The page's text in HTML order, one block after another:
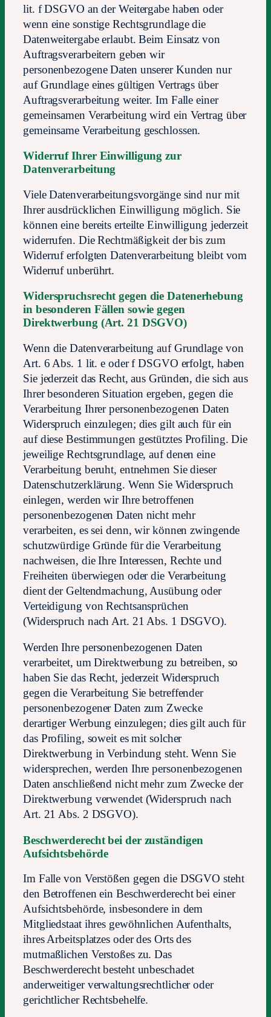
lit. f DSGVO an der Weitergabe haben oder
wenn eine sonstige Rechtsgrundlage die
Datenweitergabe erlaubt. Beim Einsatz von
Auftragsverarbeitern geben wir
personenbezogene Daten unserer Kunden nur
auf Grundlage eines gültigen Vertrags über
Auftragsverarbeitung weiter. Im Falle einer
gemeinsamen Verarbeitung wird ein Vertrag über
gemeinsame Verarbeitung geschlossen.
Widerruf Ihrer Einwilligung zur
Datenverarbeitung
Viele Datenverarbeitungsvorgänge sind nur mit
Ihrer ausdrücklichen Einwilligung möglich. Sie
können eine bereits erteilte Einwilligung jederzeit
widerrufen. Die Rechtmäßigkeit der bis zum
Widerruf erfolgten Datenverarbeitung bleibt vom
Widerruf unberührt.
Widerspruchsrecht gegen die Datenerhebung
in besonderen Fällen sowie gegen
Direktwerbung (Art. 21 DSGVO)
Wenn die Datenverarbeitung auf Grundlage von
Art. 6 Abs. 1 lit. e oder f DSGVO erfolgt, haben
Sie jederzeit das Recht, aus Gründen, die sich aus
Ihrer besonderen Situation ergeben, gegen die
Verarbeitung Ihrer personenbezogenen Daten
Widerspruch einzulegen; dies gilt auch für ein
auf diese Bestimmungen gestütztes Profiling. Die
jeweilige Rechtsgrundlage, auf denen eine
Verarbeitung beruht, entnehmen Sie dieser
Datenschutzerklärung. Wenn Sie Widerspruch
einlegen, werden wir Ihre betroffenen
personenbezogenen Daten nicht mehr
verarbeiten, es sei denn, wir können zwingende
schutzwürdige Gründe für die Verarbeitung
nachweisen, die Ihre Interessen, Rechte und
Freiheiten überwiegen oder die Verarbeitung
dient der Geltendmachung, Ausübung oder
Verteidigung von Rechtsansprüchen
(Widerspruch nach Art. 21 Abs. 1 DSGVO).
Werden Ihre personenbezogenen Daten
verarbeitet, um Direktwerbung zu betreiben, so
haben Sie das Recht, jederzeit Widerspruch
gegen die Verarbeitung Sie betreffender
personenbezogener Daten zum Zwecke
derartiger Werbung einzulegen; dies gilt auch für
das Profiling, soweit es mit solcher
Direktwerbung in Verbindung steht. Wenn Sie
widersprechen, werden Ihre personenbezogenen
Daten anschließend nicht mehr zum Zwecke der
Direktwerbung verwendet (Widerspruch nach
Art. 21 Abs. 2 DSGVO).
Beschwerderecht bei der zuständigen
Aufsichtsbehörde
Im Falle von Verstößen gegen die DSGVO steht
den Betroffenen ein Beschwerderecht bei einer
Aufsichtsbehörde, insbesondere in dem
Mitgliedstaat ihres gewöhnlichen Aufenthalts,
ihres Arbeitsplatzes oder des Orts des
mutmaßlichen Verstoßes zu. Das
Beschwerderecht besteht unbeschadet
anderweitiger verwaltungsrechtlicher oder
gerichtlicher Rechtsbehelfe.